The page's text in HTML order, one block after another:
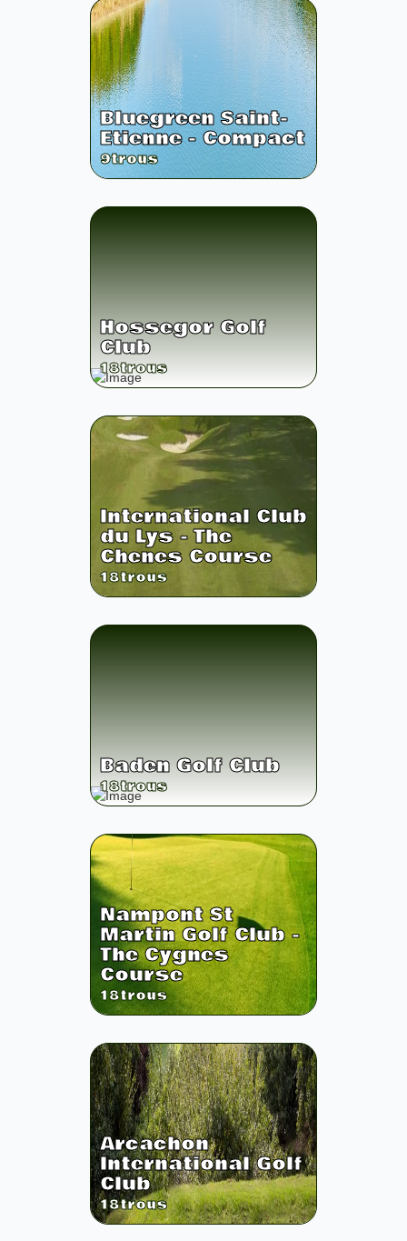
Bluegreen Saint-
Etienne - Compact
9trous
Hossegor Golf
Club
18trous
International Club
du Lys - The
Chenes Course
18trous
Baden Golf Club
18trous
Nampont St
Martin Golf Club -
The Cygnes
Course
18trous
Arcachon
International Golf
Club
18trous